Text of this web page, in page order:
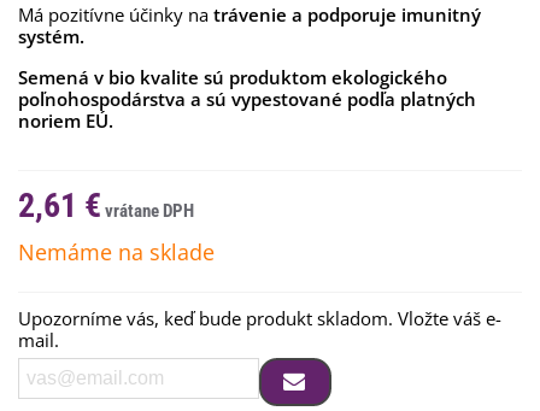
Má pozitívne účinky na trávenie a podporuje imunitný
systém.
Semená v bio kvalite sú produktom ekologického
poľnohospodárstva a sú vypestované podľa platných
noriem EÚ.
2,61 €
Nemáme na sklade
Upozorníme vás, keď bude produkt skladom. Vložte váš e-
mail.